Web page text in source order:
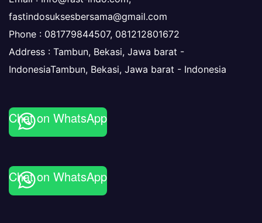
fastindosuksesbersama@gmail.com
Phone : 081779844507, 081212801672
Address : Tambun, Bekasi, Jawa barat -
IndonesiaTambun, Bekasi, Jawa barat - Indonesia
Chat on WhatsApp
Chat on WhatsApp